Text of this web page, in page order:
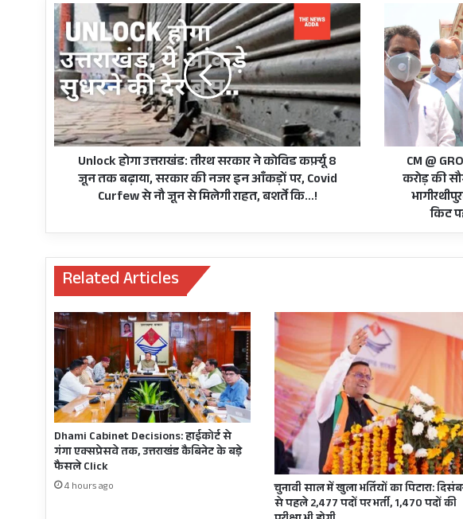
Unlock
होगा
उत्तराखंड:
तीरथ
सरकार
ने
कोविड
कर्फ़्यू
8
की
इन
आँकड़ों
पर,
Covid
Curfew
से
नौ
जून
से
मिलेगी
राहत,
बशर्ते
कि…!
Unlock होगा उत्तराखंड: तीरथ सरकार ने कोविड कर्फ़्यू 8
जून तक बढ़ाया, सरकार की नजर इन आँकड़ों पर, Covid
Curfew से नौ जून से मिलेगी राहत, बशर्ते कि…!
@
GROUND
ZERO:
टिहरी
को
ने
सौगात,
योजनाओं
लोकार्पण,
भागीरथीपुरम
में
450
बेड
के
कोविड
केयर
सेंटर
में
पीपीई
किट
पहन
CM @
करोड़ की
किट
Related Articles
Dhami Cabinet Decisions: हाईकोर्ट से
गंगा एक्सप्रेसवे तक, उत्तराखंड कैबिनेट के बड़े
फैसले Click
4 hours ago चुनावी साल में खुला भर्तियों का पिटारा:
से पहले 2,477 पदों पर भर्ती, 1,470 पदों की